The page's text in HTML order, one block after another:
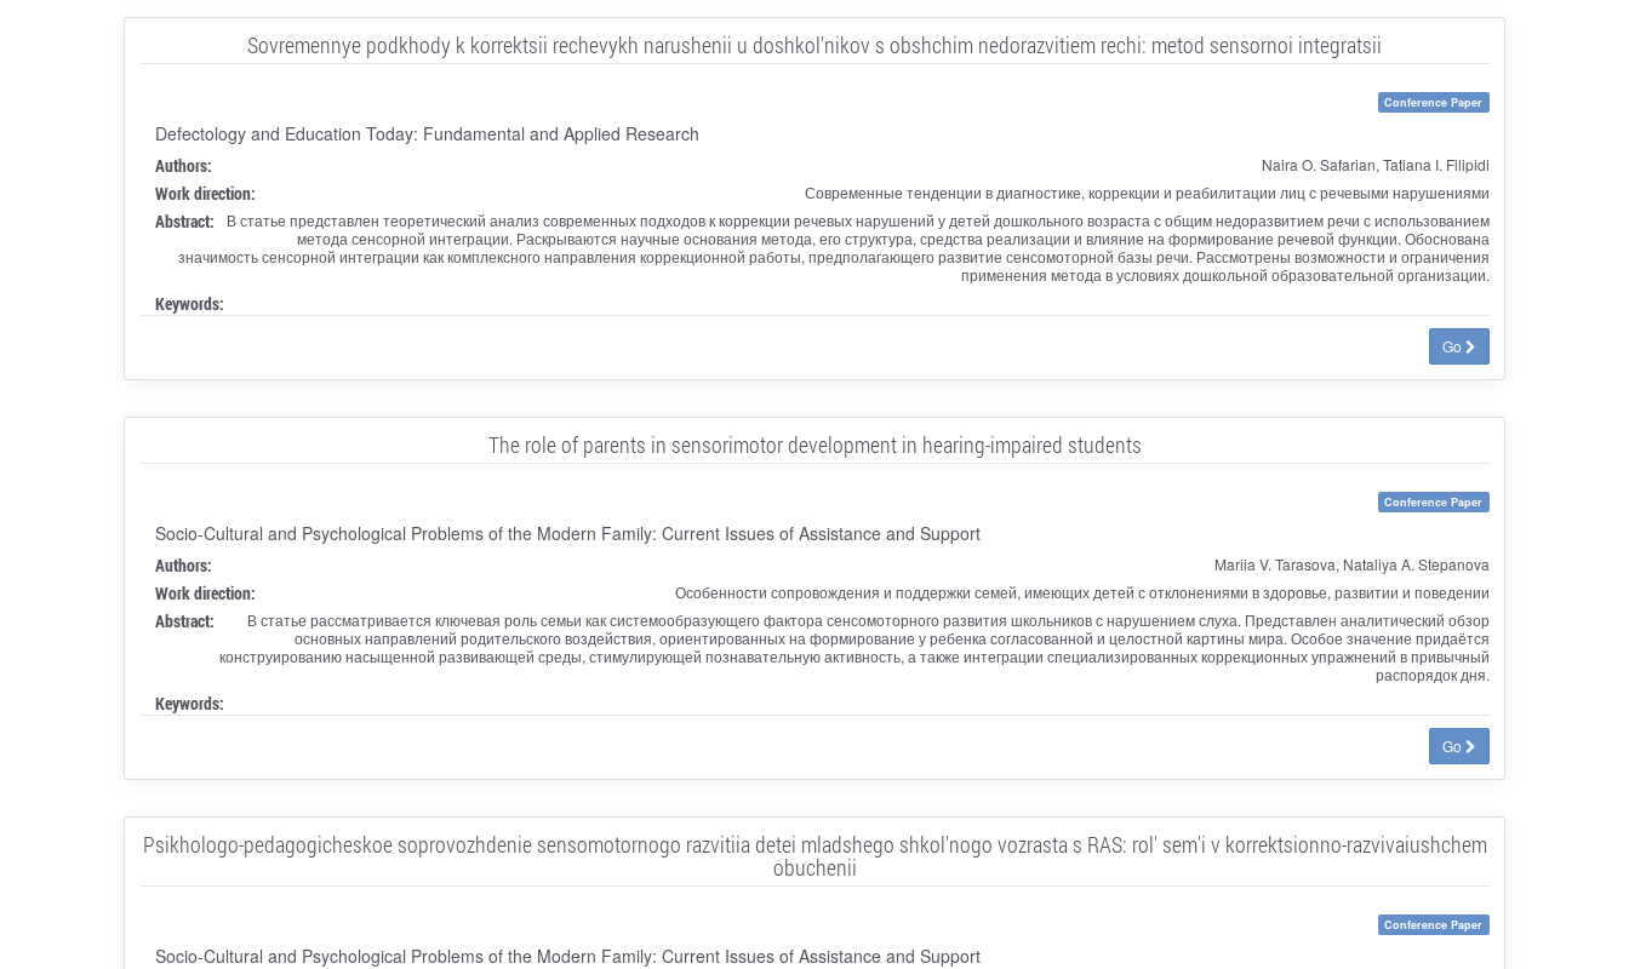
Sovremennye podkhody k korrektsii rechevykh narushenii u doshkol'nikov s obshchim nedorazvitiem rechi: metod sensornoi integratsii
Conference Paper
Defectology and Education Today: Fundamental and Applied Research
Authors: Naira O. Safarian, Tatiana I. Filipidi
Work direction: Современные тенденции в диагностике, коррекции и реабилитации лиц с речевыми нарушениями
Abstract:
В статье представлен теоретический анализ современных подходов к коррекции речевых нарушений у детей дошкольного возраста с общим недоразвитием речи с использованием
метода сенсорной интеграции. Раскрываются научные основания метода, его структура, средства реализации и влияние на формирование речевой функции. Обоснована
значимость сенсорной интеграции как комплексного направления коррекционной работы, предполагающего развитие сенсомоторной базы речи. Рассмотрены возможности и ограничения
применения метода в условиях дошкольной образовательной организации.
Keywords:
Go
The role of parents in sensorimotor development in hearing-impaired students
Conference Paper
Socio-Cultural and Psychological Problems of the Modern Family: Current Issues of Assistance and Support
Authors: Mariia V. Tarasova, Nataliya A. Stepanova
Work direction: Особенности сопровождения и поддержки семей, имеющих детей с отклонениями в здоровье, развитии и поведении
Abstract:
В статье рассматривается ключевая роль семьи как системообразующего фактора сенсомоторного развития школьников с нарушением слуха. Представлен аналитический обзор
основных направлений родительского воздействия, ориентированных на формирование у ребенка согласованной и целостной картины мира. Особое значение придаётся
конструированию насыщенной развивающей среды, стимулирующей познавательную активность, а также интеграции специализированных коррекционных упражнений в привычный
распорядок дня.
Keywords:
Go
Psikhologo-pedagogicheskoe soprovozhdenie sensomotornogo razvitiia detei mladshego shkol'nogo vozrasta s RAS: rol' sem'i v korrektsionno-razvivaiushchem
obuchenii
Conference Paper
Socio-Cultural and Psychological Problems of the Modern Family: Current Issues of Assistance and Support